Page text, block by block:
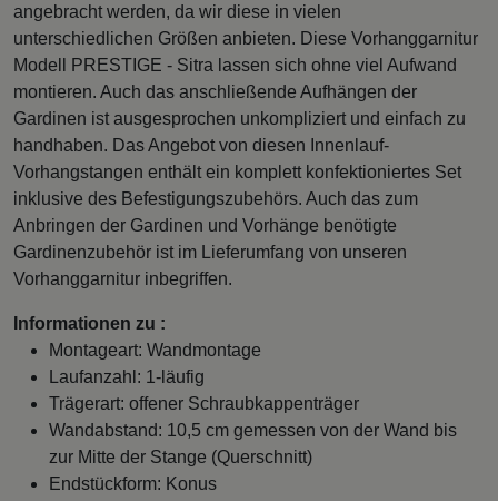
angebracht werden, da wir diese in vielen
unterschiedlichen Größen anbieten. Diese Vorhanggarnitur
Modell PRESTIGE - Sitra lassen sich ohne viel Aufwand
montieren. Auch das anschließende Aufhängen der
Gardinen ist ausgesprochen unkompliziert und einfach zu
handhaben. Das Angebot von diesen Innenlauf-
Vorhangstangen enthält ein komplett konfektioniertes Set
inklusive des Befestigungszubehörs. Auch das zum
Anbringen der Gardinen und Vorhänge benötigte
Gardinenzubehör ist im Lieferumfang von unseren
Vorhanggarnitur inbegriffen.
Informationen zu :
Montageart: Wandmontage
Laufanzahl: 1-läufig
Trägerart: offener Schraubkappenträger
Wandabstand: 10,5 cm gemessen von der Wand bis
zur Mitte der Stange (Querschnitt)
Endstückform: Konus